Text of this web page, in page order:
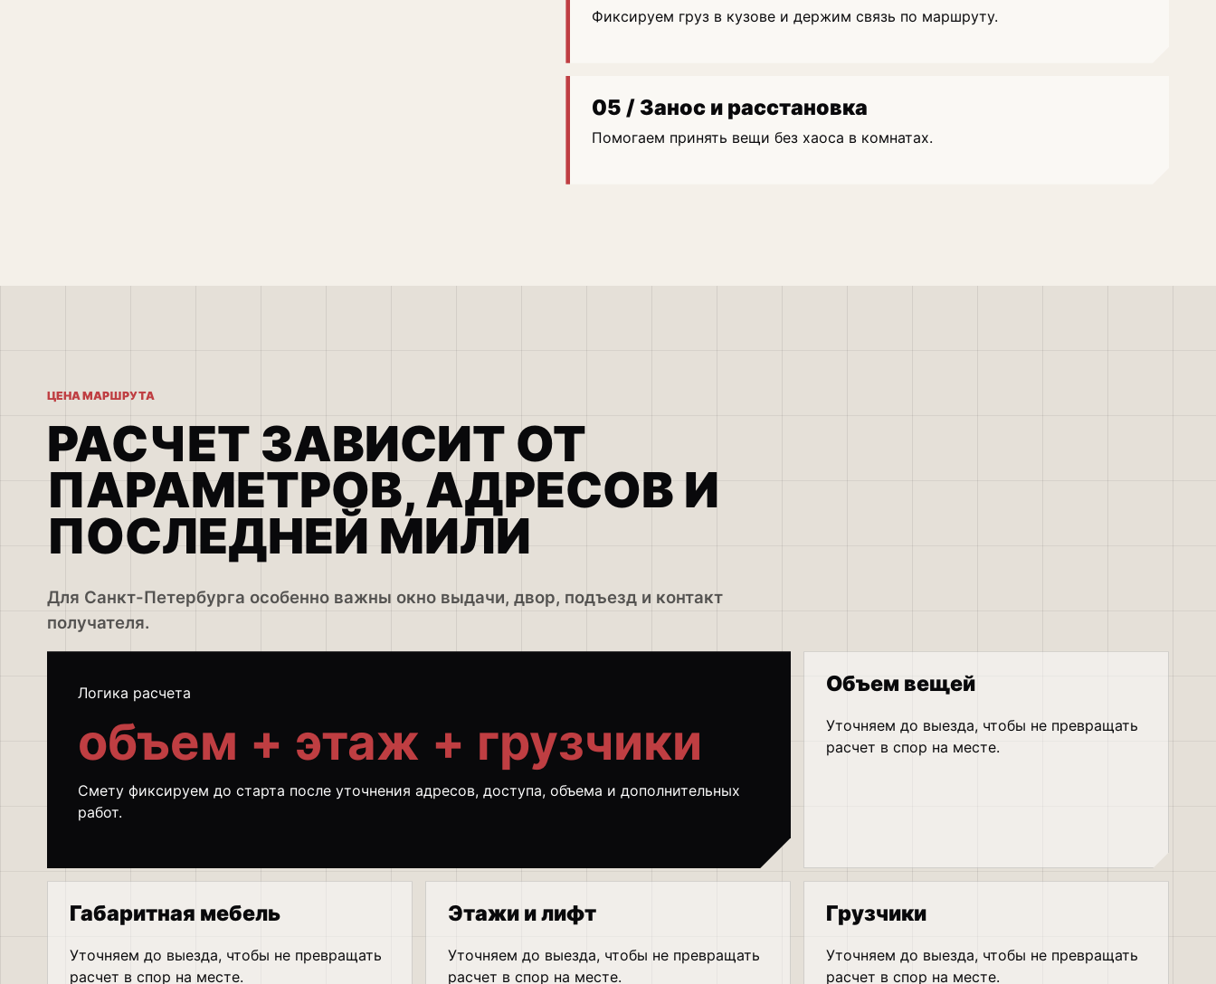
Фиксируем груз в кузове и держим связь по маршруту.
05 / Занос и расстановка
Помогаем принять вещи без хаоса в комнатах.
ЦЕНА МАРШРУТА
РАСЧЕТ ЗАВИСИТ ОТ
ПАРАМЕТРОВ, АДРЕСОВ И
ПОСЛЕДНЕЙ МИЛИ
Для Санкт-Петербурга особенно важны окно выдачи, двор, подъезд и контакт
получателя.
Логика расчета
объем + этаж + грузчики
Смету фиксируем до старта после уточнения адресов, доступа, объема и дополнительных
работ.
Объем вещей
Уточняем до выезда, чтобы не превращать
расчет в спор на месте.
Габаритная мебель
Уточняем до выезда, чтобы не превращать
расчет в спор на месте.
Этажи и лифт
Уточняем до выезда, чтобы не превращать
расчет в спор на месте.
Грузчики
Уточняем до выезда, чтобы не превращать
расчет в спор на месте.